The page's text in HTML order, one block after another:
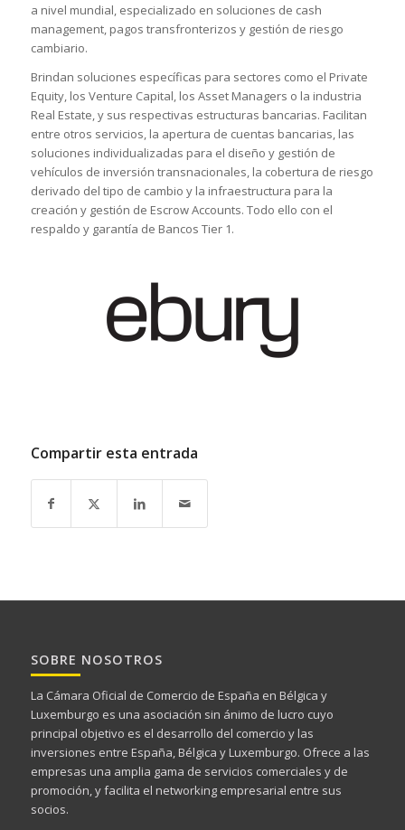
a nivel mundial, especializado en soluciones de cash
management, pagos transfronterizos y gestión de riesgo
cambiario.
Brindan soluciones específicas para sectores como el Private
Equity, los Venture Capital, los Asset Managers o la industria
Real Estate, y sus respectivas estructuras bancarias. Facilitan
entre otros servicios, la apertura de cuentas bancarias, las
soluciones individualizadas para el diseño y gestión de
vehículos de inversión transnacionales, la cobertura de riesgo
derivado del tipo de cambio y la infraestructura para la
creación y gestión de Escrow Accounts. Todo ello con el
respaldo y garantía de Bancos Tier 1.
Compartir esta entrada
SOBRE NOSOTROS
La Cámara Oficial de Comercio de España en Bélgica y
Luxemburgo es una asociación sin ánimo de lucro cuyo
principal objetivo es el desarrollo del comercio y las
inversiones entre España, Bélgica y Luxemburgo. Ofrece a las
empresas una amplia gama de servicios comerciales y de
promoción, y facilita el networking empresarial entre sus
socios.